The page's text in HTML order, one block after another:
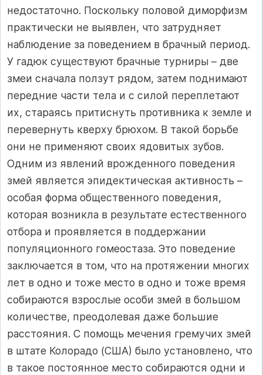
недостаточно. Поскольку половой диморфизм
практически не выявлен, что затрудняет
наблюдение за поведением в брачный период.
У гадюк существуют брачные турниры – две
змеи сначала ползут рядом, затем поднимают
передние части тела и с силой переплетают
их, стараясь притиснуть противника к земле и
перевернуть кверху брюхом. В такой борьбе
они не применяют своих ядовитых зубов.
Одним из явлений врожденного поведения
змей является эпидектическая активность –
особая форма общественного поведения,
которая возникла в результате естественного
отбора и проявляется в поддержании
популяционного гомеостаза. Это поведение
заключается в том, что на протяжении многих
лет в одно и тоже место в одно и тоже время
собираются взрослые особи змей в большом
количестве, преодолевая даже большие
расстояния. С помощь мечения гремучих змей
в штате Колорадо (США) было установлено, что
в такое постоянное место собираются одни и